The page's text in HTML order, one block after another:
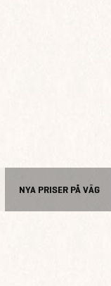
NYA PRISER PÅ VÄG